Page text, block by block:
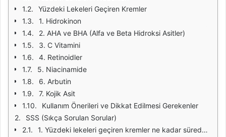
Yüzdeki Lekeleri Geçiren Kremler
1. Hidrokinon
2. AHA ve BHA (Alfa ve Beta Hidroksi Asitler)
3. C Vitamini
4. Retinoidler
5. Niacinamide
6. Arbutin
7. Kojik Asit
Kullanım Önerileri ve Dikkat Edilmesi Gerekenler
SSS (Sıkça Sorulan Sorular)
1. Yüzdeki lekeleri geçiren kremler ne kadar sürede etki eder?